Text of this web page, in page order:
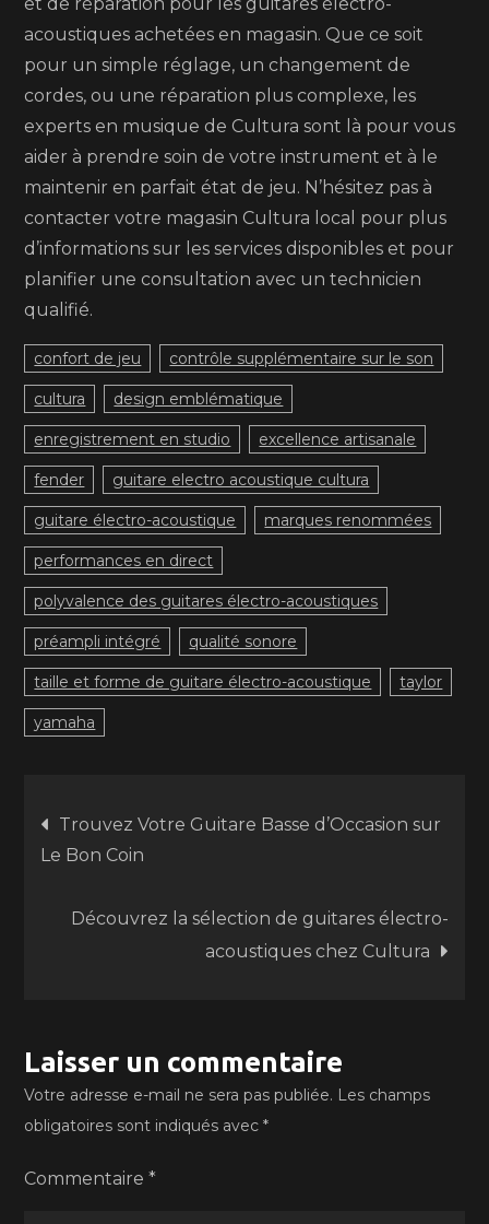
acoustiques achetées en magasin. Que ce soit
pour un simple réglage, un changement de
cordes, ou une réparation plus complexe, les
experts en musique de Cultura sont là pour vous
aider à prendre soin de votre instrument et à le
maintenir en parfait état de jeu. N’hésitez pas à
contacter votre magasin Cultura local pour plus
d’informations sur les services disponibles et pour
planifier une consultation avec un technicien
qualifié.
confort de jeu contrôle supplémentaire sur le son
cultura design emblématique
enregistrement en studio excellence artisanale
fender guitare electro acoustique cultura
guitare électro-acoustique marques renommées
performances en direct
polyvalence des guitares électro-acoustiques
préampli intégré qualité sonore
taille et forme de guitare électro-acoustique taylor
yamaha
Navigation
de
l’article
Trouvez Votre Guitare Basse d’Occasion sur
Le Bon Coin
Découvrez la sélection de guitares électro-
acoustiques chez Cultura
Laisser un commentaire
Votre adresse e-mail ne sera pas publiée. Les champs
obligatoires sont indiqués avec*
Commentaire*